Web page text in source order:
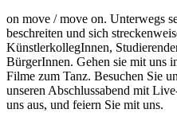
on move / move on. Unterwegs
beschreiten und sich
KünstlerkollegInnen,
BürgerInnen. Gehen sie mit uns
Filme zum Tanz. Besuchen Sie
unseren Abschlussabend mit
uns aus, und feiern Sie mit uns.